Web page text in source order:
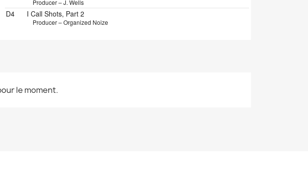
Producer – J. Wells
D4 I Call Shots, Part 2
Producer – Organized Noize
le moment.